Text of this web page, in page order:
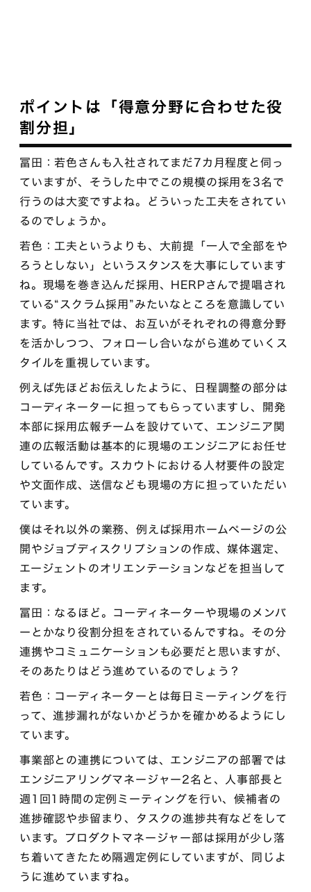
ポイントは「得意分野に合わせた役
割分担」
冨田：若色さんも入社されてまだ7カ月程度と伺っ
ていますが、そうした中でこの規模の採用を3名で
行うのは大変ですよね。どういった工夫をされてい
るのでしょうか。
若色：工夫というよりも、大前提「一人で全部をや
ろうとしない」というスタンスを大事にしています
ね。現場を巻き込んだ採用、HERPさんで提唱され
ている“スクラム採用”みたいなところを意識してい
ます。特に当社では、お互いがそれぞれの得意分野
を活かしつつ、フォローし合いながら進めていくス
タイルを重視しています。
例えば先ほどお伝えしたように、日程調整の部分は
コーディネーターに担ってもらっていますし、開発
本部に採用広報チームを設けていて、エンジニア関
連の広報活動は基本的に現場のエンジニアにお任せ
しているんです。スカウトにおける人材要件の設定
や文面作成、送信なども現場の方に担っていただい
ています。
僕はそれ以外の業務、例えば採用ホームページの公
開やジョブディスクリプションの作成、媒体選定、
エージェントのオリエンテーションなどを担当して
ます。
冨田：なるほど。コーディネーターや現場のメンバ
ーとかなり役割分担をされているんですね。その分
連携やコミュニケーションも必要だと思いますが、
そのあたりはどう進めているのでしょう？
若色：コーディネーターとは毎日ミーティングを行
って、進捗漏れがないかどうかを確かめるようにし
ています。
事業部との連携については、エンジニアの部署では
エンジニアリングマネージャー2名と、人事部長と
週1回1時間の定例ミーティングを行い、候補者の
進捗確認や歩留まり、タスクの進捗共有などをして
います。プロダクトマネージャー部は採用が少し落
ち着いてきたため隔週定例にしていますが、同じよ
うに進めていますね。